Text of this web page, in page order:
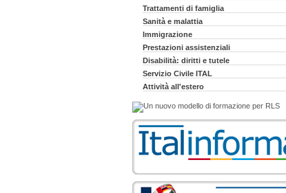
Trattamenti di famiglia
Sanità e malattia
Immigrazione
Prestazioni assistenziali
Disabilità: diritti e tutele
Servizio Civile ITAL
Attività all'estero